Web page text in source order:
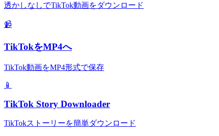
透かしなしでTikTok動画をダウンロード
📹
TikTokをMP4へ
TikTok動画をMP4形式で保存
📱
TikTok Story Downloader
TikTokストーリーを簡単ダウンロード